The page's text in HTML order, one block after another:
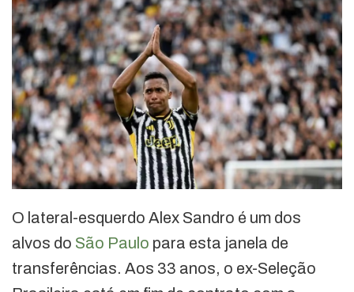
O lateral-esquerdo Alex Sandro é um dos
alvos do São Paulo para esta janela de
transferências. Aos 33 anos, o ex-Seleção